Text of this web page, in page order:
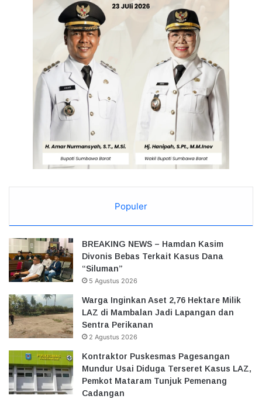
Populer
BREAKING NEWS – Hamdan Kasim
Divonis Bebas Terkait Kasus Dana
“Siluman”
5 Agustus 2026
Warga Inginkan Aset 2,76 Hektare Milik
LAZ di Mambalan Jadi Lapangan dan
Sentra Perikanan
2 Agustus 2026
Kontraktor Puskesmas Pagesangan
Mundur Usai Diduga Terseret Kasus LAZ,
Pemkot Mataram Tunjuk Pemenang
Cadangan